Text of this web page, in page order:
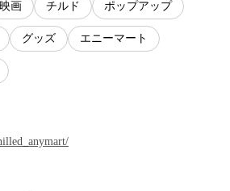
映画 チルド ポップアップ
グッズ エニーマート